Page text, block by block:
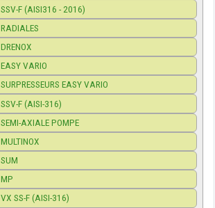
SSV-F (AISI316 - 2016)
RADIALES
DRENOX
EASY VARIO
SURPRESSEURS EASY VARIO
SSV-F (AISI-316)
SEMI-AXIALE POMPE
MULTINOX
SUM
MP
VX SS-F (AISI-316)